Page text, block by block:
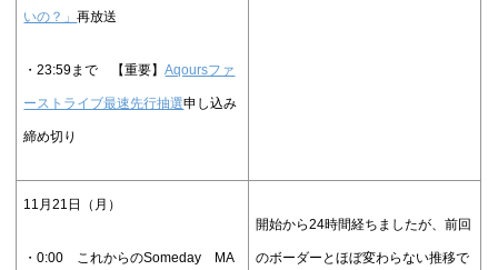
いの？」再放送
・23:59まで 【重要】Aqoursファ
ーストライブ最速先行抽選申し込み
締め切り
11月21日（月）
・0:00 これからのSomeday MA
開始から24時間経ちましたが、前回
のボーダーとほぼ変わらない推移で